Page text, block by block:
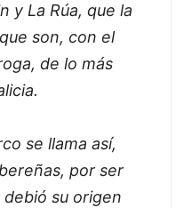
y La Rúa, que la
son, con el
de lo más
se llama así,
por ser
su origen